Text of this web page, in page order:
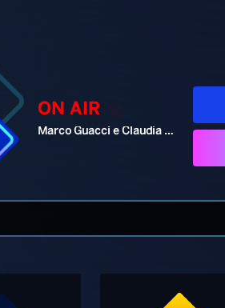
ON AIR
Marco Guacci e Claudia Cesaroni